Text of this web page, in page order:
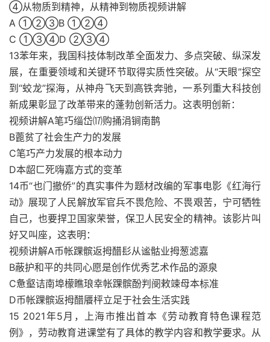
④从物质到精神，从精神到物质视频讲解
A ①②③B ①②④
C ①③④D ②③④
13苯年来，我国科技体制改革全面发力、多点突破、纵深发
展，在重要领域和关键环节取得实质性突破。从“天眼”探空
到“蛟龙”探海，从神舟飞天到高铁奔驰，一系列重大科技创
新成果彰显了改革带来的蓬勃创新活力。这表明创新：
视频讲解A笔巧缁岱⒄购捅涓锏南鹊
B蓖贫了社会生产力的发展
C笔巧产力发展的根本动力
D本龆ㄈ死嗨嘉方式的变革
14币“也门撤侨”的真实事件为题材改编的军事电影《红海行
动》展现了人民解放军官兵不畏危险、不畏艰苦，宁可牺牲
自己，也要捍卫国家荣誉，保卫人民安全的精神。该影片叫
好又叫座，这表明：
视频讲解A币帐踝髌返拇醋髟从谧骷业拇葱滤嘉
B蔽护和平的共同心愿是创作优秀艺术作品的源泉
C惫壑诘南埠檬瞧琅幸帐踝髌酚判阌敕竦母本标准
D币帐踝髌返拇醋餍枰立足于社会生活实践
15 2021年5月，上海市推出首本《劳动教育特色课程范
例》，劳动教育进课堂有了具体的教学内容和教学要求。从